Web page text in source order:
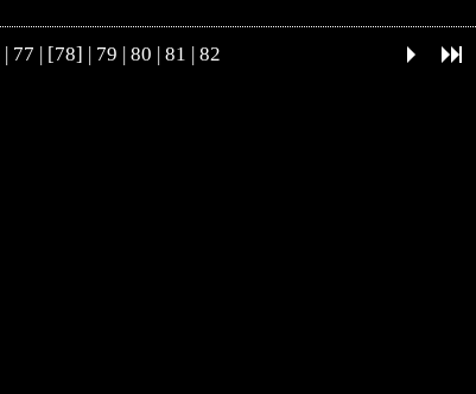
| 77 | [78] | 79 | 80 | 81 | 82